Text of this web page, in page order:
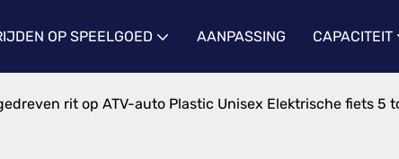
OP SPEELGOED AANPASSING CAPACITEIT
rit op ATV-auto Plastic Unisex Elektrische fiets 5